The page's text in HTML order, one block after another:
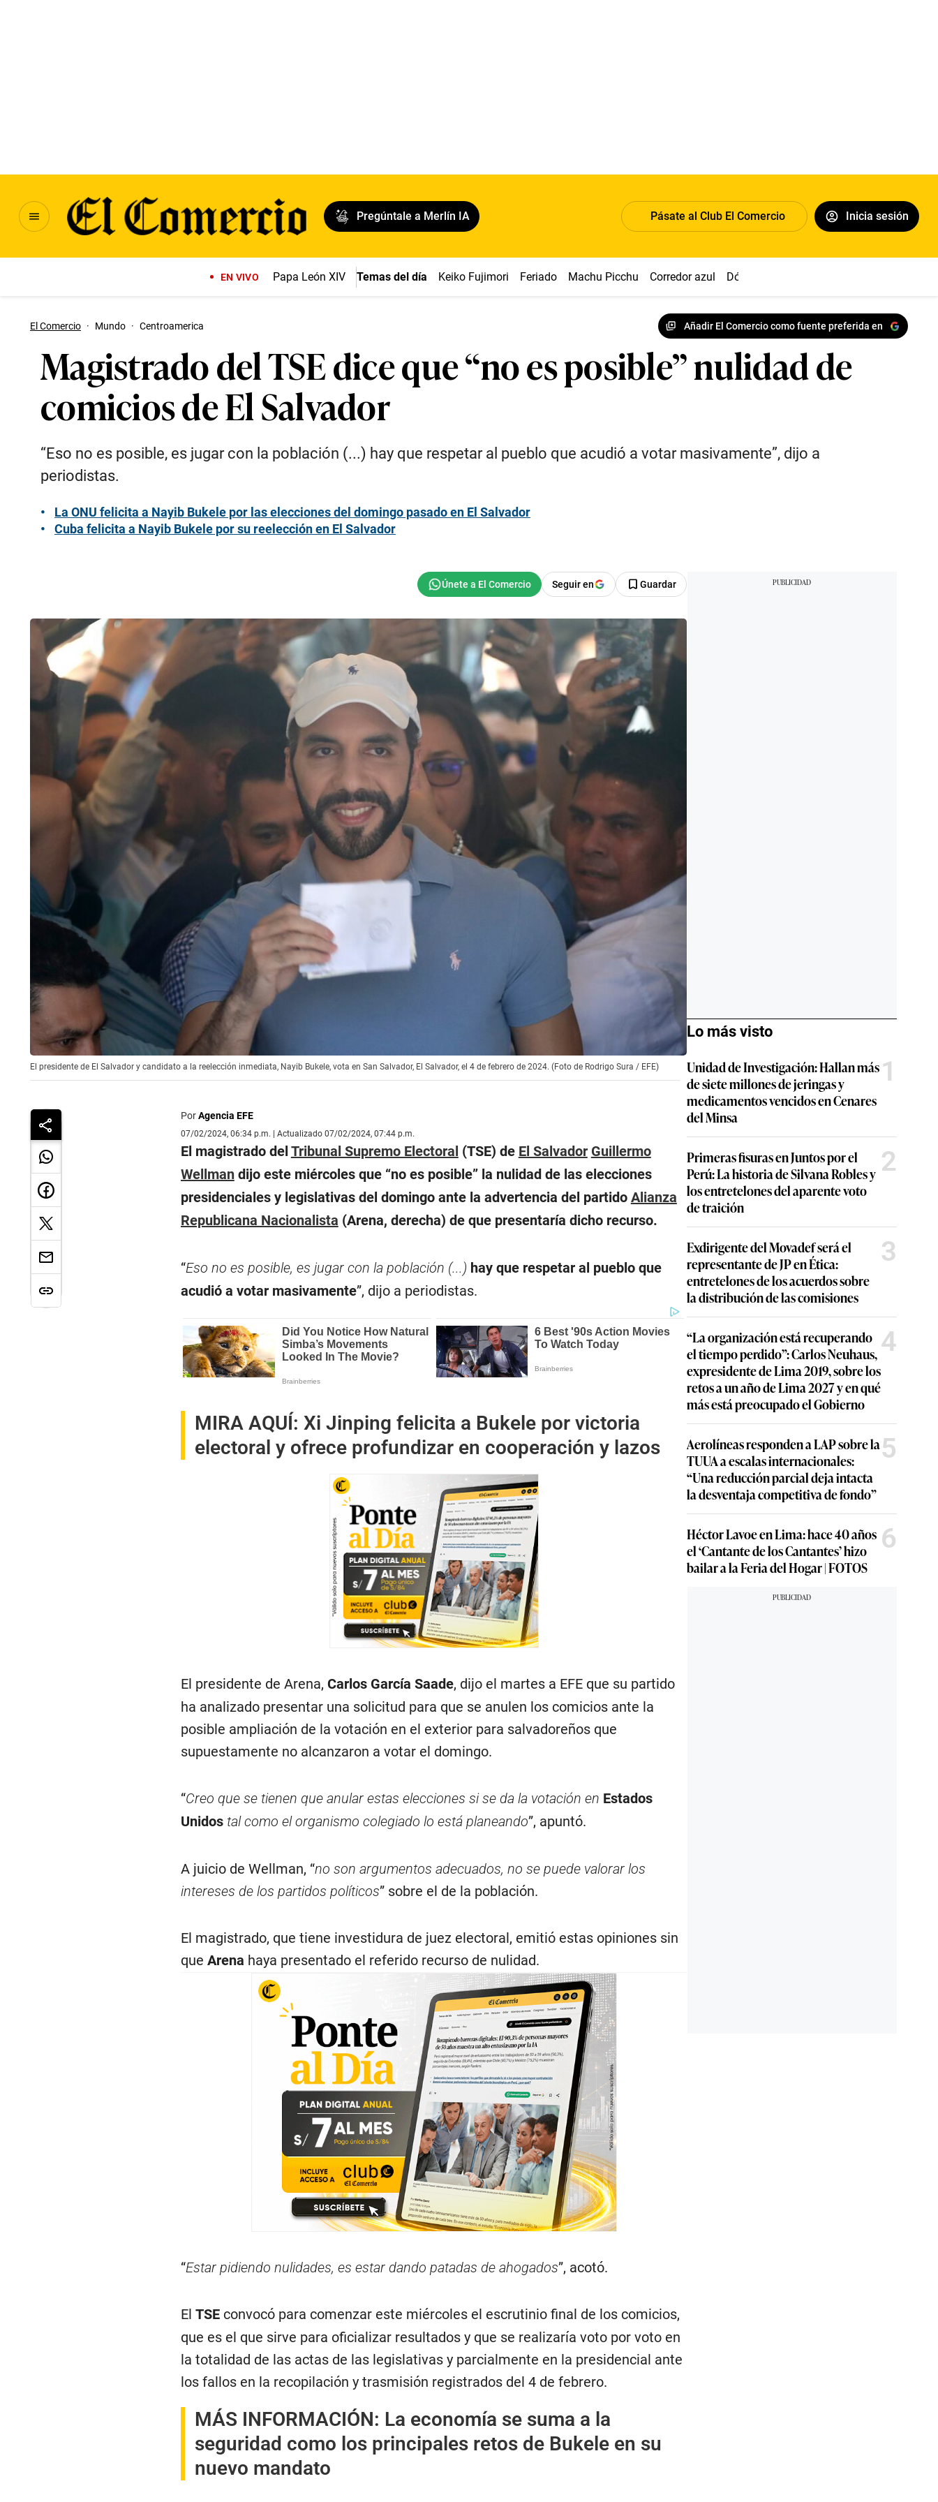
Pregúntale a Merlín IA Pásate al Club El Comercio Inicia sesión
EN VIVO Papa León XIV Temas del día Keiko Fujimori Feriado Machu Picchu Corredor azul Dólar
El Comercio · Mundo · Centroamerica Añadir El Comercio como fuente preferida en
Magistrado del TSE dice que “no es posible” nulidad de
comicios de El Salvador
“Eso no es posible, es jugar con la población (...) hay que respetar al pueblo que acudió a votar masivamente”, dijo a
periodistas.
La ONU felicita a Nayib Bukele por las elecciones del domingo pasado en El Salvador
Cuba felicita a Nayib Bukele por su reelección en El Salvador
Seguir en Guardar
El presidente de El Salvador y candidato a la reelección inmediata, Nayib Bukele, vota en San Salvador, El Salvador, el 4 de febrero de 2024. (Foto de Rodrigo Sura / EFE)
PorAgencia EFE
07/02/2024, 06:34 p.m. | Actualizado 07/02/2024, 07:44 p.m.
El magistrado del Tribunal Supremo Electoral (TSE) de El Salvador Guillermo
Wellmandijo este miércoles que “no es posible” la nulidad de las elecciones
presidenciales y legislativas del domingo ante la advertencia del partido Alianza
Republicana Nacionalista (Arena, derecha) de que presentaría dicho recurso.
“Eso no es posible, es jugar con la población (...) hay que respetar al pueblo que
acudió a votar masivamente”, dijo a periodistas.
MIRA AQUÍ: Xi Jinping felicita a Bukele por victoria
electoral y ofrece profundizar en cooperación y lazos
El presidente de Arena, Carlos García Saade, dijo el martes a EFE que su partido
ha analizado presentar una solicitud para que se anulen los comicios ante la
posible ampliación de la votación en el exterior para salvadoreños que
supuestamente no alcanzaron a votar el domingo.
“Creo que se tienen que anular estas elecciones si se da la votación en Estados
Unidostal como el organismo colegiado lo está planeando”, apuntó.
A juicio de Wellman, “no son argumentos adecuados, no se puede valorar los
intereses de los partidos políticos” sobre el de la población.
El magistrado, que tiene investidura de juez electoral, emitió estas opiniones sin
que Arena haya presentado el referido recurso de nulidad.
“Estar pidiendo nulidades, es estar dando patadas de ahogados”, acotó.
El TSEconvocó para comenzar este miércoles el escrutinio final de los comicios,
que es el que sirve para oficializar resultados y que se realizaría voto por voto en
la totalidad de las actas de las legislativas y parcialmente en la presidencial ante
los fallos en la recopilación y trasmisión registrados del 4 de febrero.
MÁS INFORMACIÓN: La economía se suma a la
seguridad como los principales retos de Bukele en su
nuevo mandato
Lo más visto
Unidad de Investigación: Hallan más
de siete millones de jeringas y
medicamentos vencidos en Cenares
del Minsa
1
Primeras fisuras en Juntos por el
Perú: La historia de Silvana Robles y
los entretelones del aparente voto
de traición
2
Exdirigente del Movadef será el
representante de JP en Ética:
entretelones de los acuerdos sobre
la distribución de las comisiones
3
“La organización está recuperando
el tiempo perdido”: Carlos Neuhaus,
expresidente de Lima 2019, sobre los
retos a un año de Lima 2027 y en qué
más está preocupado el Gobierno
4
Aerolíneas responden a LAP sobre la
TUUA a escalas internacionales:
“Una reducción parcial deja intacta
la desventaja competitiva de fondo”
5
Héctor Lavoe en Lima: hace 40 años
el ‘Cantante de los Cantantes’ hizo
bailar a la Feria del Hogar | FOTOS
6